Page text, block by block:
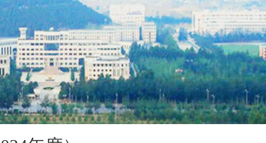
规章制度 改革工作推进情况
通知公告
成绩查询